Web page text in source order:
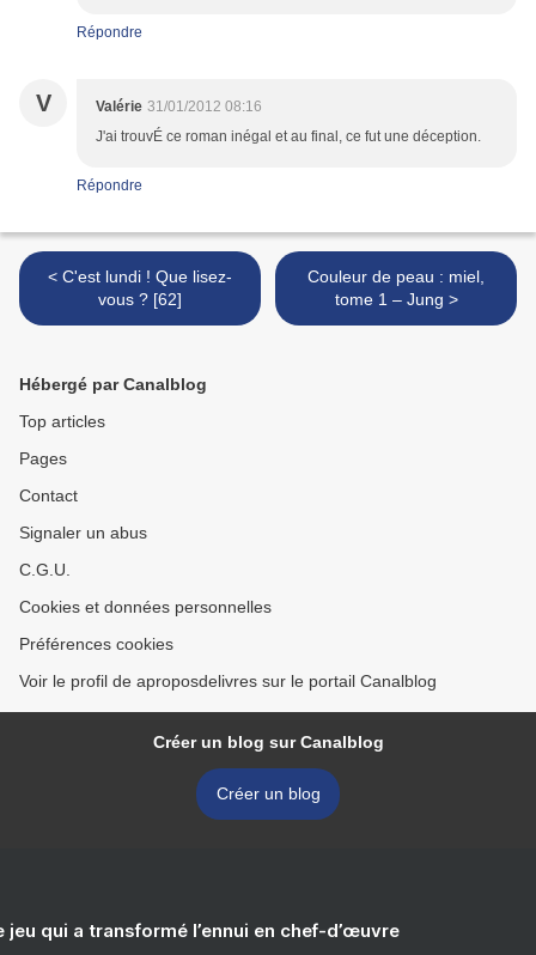
Répondre
V Valérie 31/01/2012 08:16
J'ai trouvÉ ce roman inégal et au final, ce fut une déception.
Répondre
< C'est lundi ! Que lisez-
vous ? [62]
Couleur de peau : miel,
tome 1 – Jung >
Hébergé par Canalblog
Top articles
Pages
Contact
Signaler un abus
C.G.U.
Cookies et données personnelles
Préférences cookies
Voir le profil de aproposdelivres sur le portail Canalblog
Créer un blog sur Canalblog
Créer un blog
jeu qui a transformé l’ennui en chef-d’œuvre